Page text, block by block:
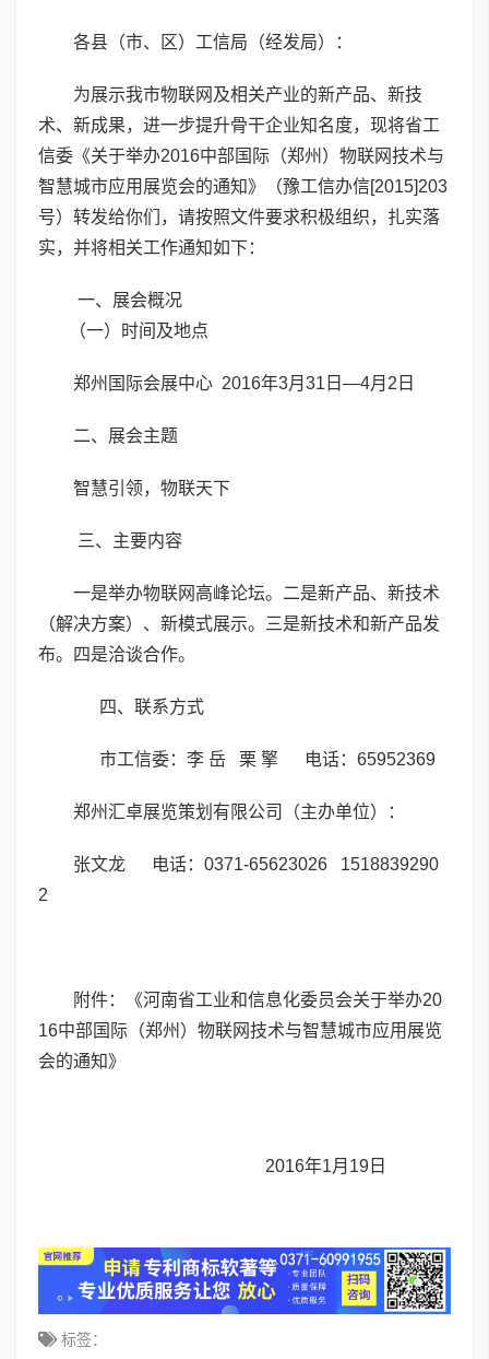
各县（市、区）工信局（经发局）：
为展示我市物联网及相关产业的新产品、新技
术、新成果，进一步提升骨干企业知名度，现将省工
信委《关于举办2016中部国际（郑州）物联网技术与
智慧城市应用展览会的通知》（豫工信办信[2015]203
号）转发给你们，请按照文件要求积极组织，扎实落
实，并将相关工作通知如下：
一、展会概况
（一）时间及地点
郑州国际会展中心 2016年3月31日—4月2日
二、展会主题
智慧引领，物联天下
三、主要内容
一是举办物联网高峰论坛。二是新产品、新技术
（解决方案）、新模式展示。三是新技术和新产品发
布。四是洽谈合作。
四、联系方式
市工信委：李 岳 栗 擎 电话：65952369
郑州汇卓展览策划有限公司（主办单位）：
张文龙 电话：0371-65623026 1518839290
2
附件：《河南省工业和信息化委员会关于举办20
16中部国际（郑州）物联网技术与智慧城市应用展览
会的通知》
2016年1月19日
标签：